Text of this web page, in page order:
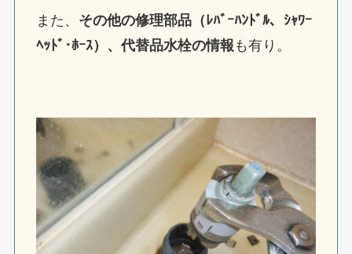
また、 その他の修理部品（ﾚﾊﾞｰﾊﾝﾄﾞﾙ、ｼｬﾜｰ
ﾍｯﾄﾞ･ﾎｰｽ）、代替品水栓の情報 も有り。